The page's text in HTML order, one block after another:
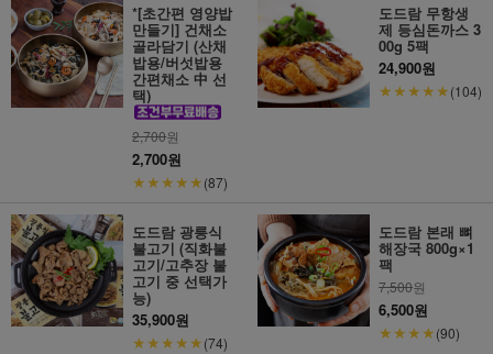
*[초간편 영양밥
만들기] 건채소
골라담기 (산채
밥용/버섯밥용
간편채소 中 선
택)
2,700원
2,700원
★★★★★(87)
도드람 무항생
제 등심돈까스 3
00g 5팩
24,900원
★★★★★(104)
도드람 광릉식
불고기 (직화불
고기/고추장 불
고기 중 선택가
능)
35,900원
★★★★★(74)
도드람 본래 뼈
해장국 800g×1
팩
7,500원
6,500원
★★★★(90)